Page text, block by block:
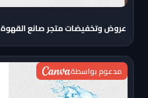
عروض وتخفيضات متجر صانع القهوة
مدعوم بواسطة